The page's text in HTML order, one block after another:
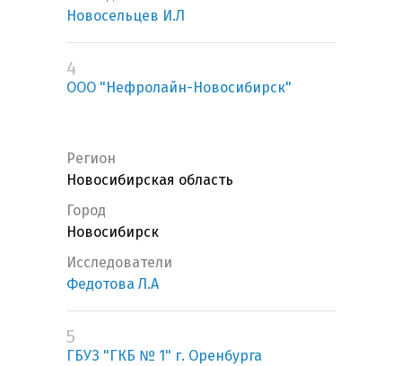
Новосельцев И.Л
4
ООО "Нефролайн-Новосибирск"
Регион
Новосибирская область
Город
Новосибирск
Исследователи
Федотова Л.А
5
ГБУЗ "ГКБ № 1" г. Оренбурга